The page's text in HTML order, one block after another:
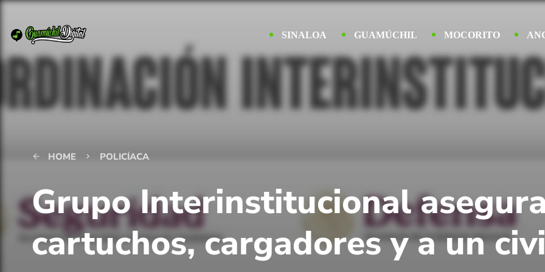
SINALOA GUAMÚCHIL MOCORITO
arrow_back HOME keyboard_arrow_right POLICÍACA
Grupo Interinstitucional
cartuchos, cargadores y a un